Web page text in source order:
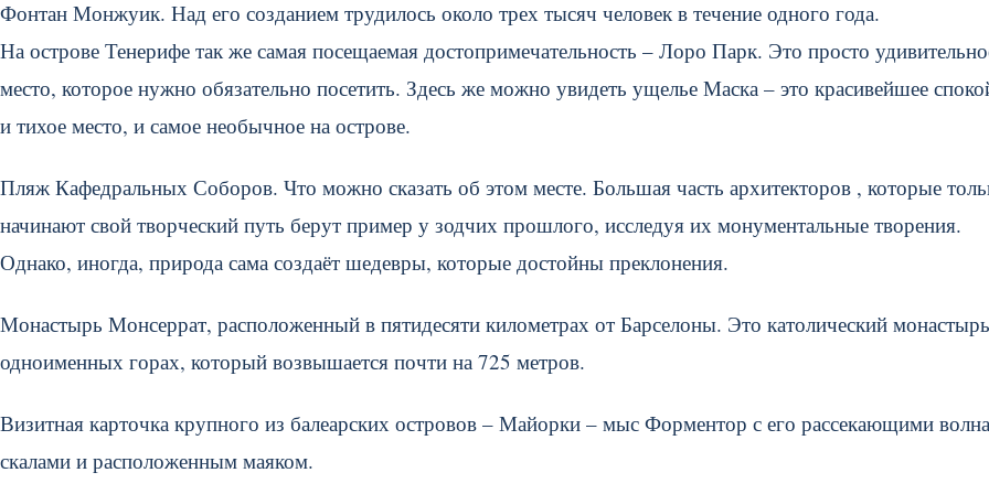
Фонтан Монжуик. Над его созданием трудилось около трех тысяч человек в течение одного года.
На острове Тенерифе так же самая посещаемая достопримечательность – Лоро Парк. Это просто
место, которое нужно обязательно посетить. Здесь же можно увидеть ущелье Маска – это красивейшее
и тихое место, и самое необычное на острове.
Пляж Кафедральных Соборов. Что можно сказать об этом месте. Большая часть архитекторов , которые
начинают свой творческий путь берут пример у зодчих прошлого, исследуя их монументальные творения.
Однако, иногда, природа сама создаёт шедевры, которые достойны преклонения.
Монастырь Монсеррат, расположенный в пятидесяти километрах от Барселоны. Это католический
одноименных горах, который возвышается почти на 725 метров.
Визитная карточка крупного из балеарских островов – Майорки – мыс Форментор с его рассекающими
скалами и расположенным маяком.